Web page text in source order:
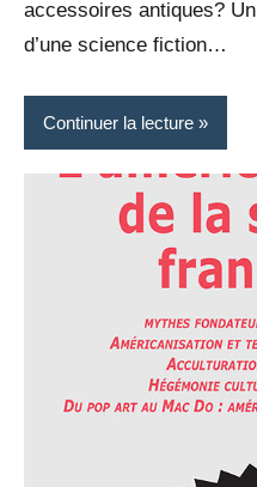
accessoires antiques?
d’une science fiction…
Continuer la lecture